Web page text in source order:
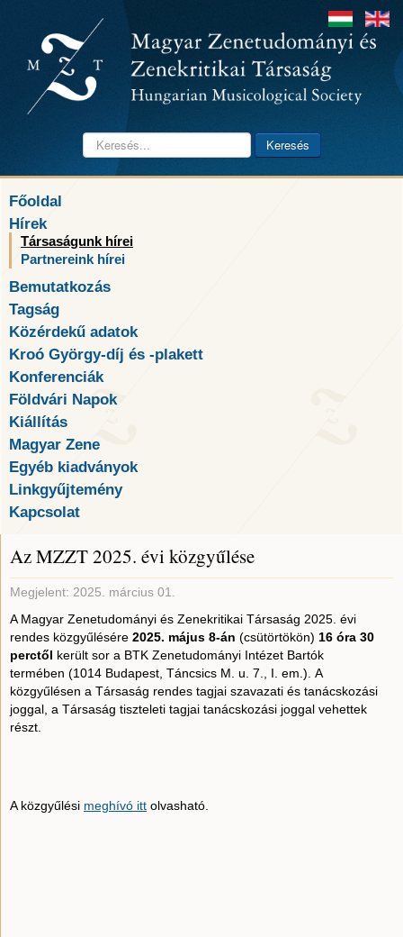
Keresés... Keresés
Főoldal
Hírek
Társaságunk hírei
Partnereink hírei
Bemutatkozás
Tagság
Közérdekű adatok
Kroó György-díj és -plakett
Konferenciák
Földvári Napok
Kiállítás
Magyar Zene
Egyéb kiadványok
Linkgyűjtemény
Kapcsolat
Az MZZT 2025. évi közgyűlése
Megjelent: 2025. március 01.
A Magyar Zenetudományi és Zenekritikai Társaság 2025. évi
rendes közgyűlésére 2025. május 8-án (csütörtökön) 16 óra 30
perctől került sor a BTK Zenetudományi Intézet Bartók
termében (1014 Budapest, Táncsics M. u. 7., I. em.). A
közgyűlésen a Társaság rendes tagjai szavazati és tanácskozási
joggal, a Társaság tiszteleti tagjai tanácskozási joggal vehettek
részt.
A közgyűlési meghívó itt olvasható.